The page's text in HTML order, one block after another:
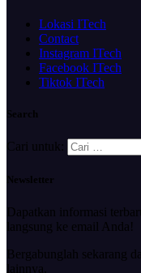
Lokasi ITech
Contact
Instagram ITech
Facebook ITech
Tiktok ITech
Search
Cari untuk:
Newsletter
Dapatkan informasi
langsung ke email Anda!
Bergabunglah sekarang
lainnya.